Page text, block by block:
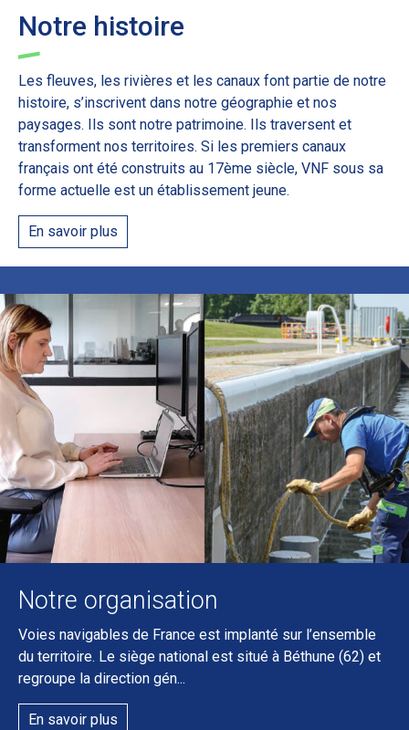
Notre histoire
Les fleuves, les rivières et les canaux font partie de notre
histoire, s’inscrivent dans notre géographie et nos
paysages. Ils sont notre patrimoine. Ils traversent et
transforment nos territoires. Si les premiers canaux
français ont été construits au 17ème siècle, VNF sous sa
forme actuelle est un établissement jeune.
En savoir plus
Notre organisation
Voies navigables de France est implanté sur l’ensemble
du territoire. Le siège national est situé à Béthune (62) et
regroupe la direction gén...
En savoir plus